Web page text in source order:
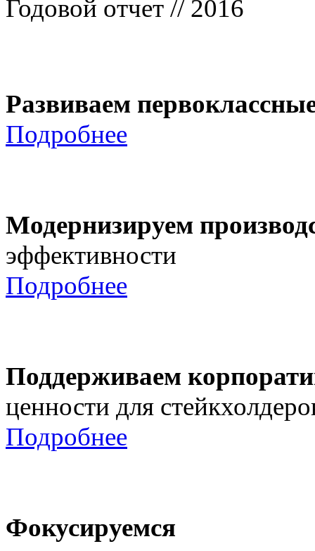
Годовой отчет // 2016
Развиваем
Подробнее
Модернизируем
эффективности
Подробнее
Поддерживаем
ценности для
Подробнее
Фокусируемся